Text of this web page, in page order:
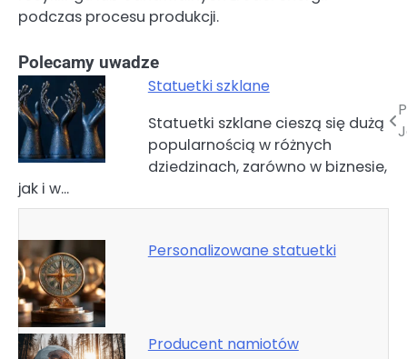
podczas procesu produkcji.
Polecamy uwadze
Statuetki szklane
Statuetki szklane cieszą się dużą
popularnością w różnych
dziedzinach, zarówno w biznesie,
jak i w…
Personalizowane statuetki
Producent namiotów
Nawigacja
wpisu